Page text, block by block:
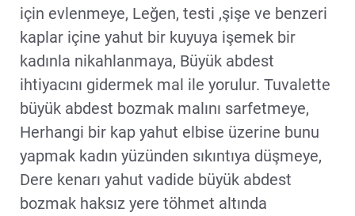
için evlenmeye, Leğen, testi ,şişe ve benzeri
kaplar içine yahut bir kuyuya işemek bir
kadınla nikahlanmaya, Büyük abdest
ihtiyacını gidermek mal ile yorulur. Tuvalette
büyük abdest bozmak malını sarfetmeye,
Herhangi bir kap yahut elbise üzerine bunu
yapmak kadın yüzünden sıkıntıya düşmeye,
Dere kenarı yahut vadide büyük abdest
bozmak haksız yere töhmet altında